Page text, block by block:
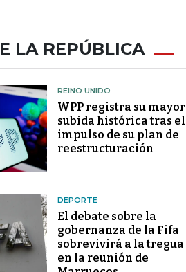
LA REPÚBLICA
REINO UNIDO
WPP registra su mayor
subida histórica tras el
impulso de su plan de
reestructuración
DEPORTE
El debate sobre la
gobernanza de la Fifa
sobrevivirá a la tregua
en la reunión de